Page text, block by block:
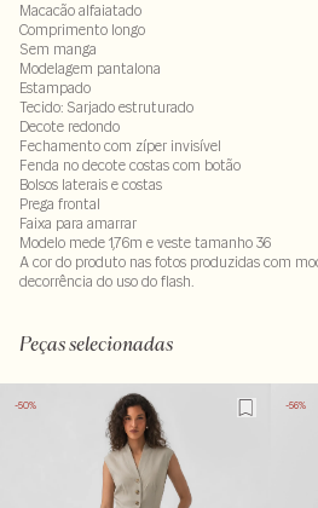
Macacão alfaiatado
Comprimento longo
Sem manga
Modelagem pantalona
Estampado
Tecido: Sarjado estruturado
Decote redondo
Fechamento com zíper invisível
Fenda no decote costas com botão
Bolsos laterais e costas
Prega frontal
Faixa para amarrar
Modelo mede 1,76m e veste tamanho 36
A cor do produto nas fotos produzidas com
decorrência do uso do flash.
Peças selecionadas
-50% -56%